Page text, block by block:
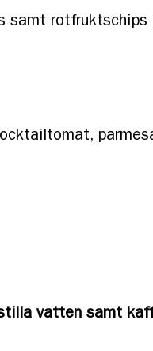
samt rotfruktschips
vatten samt